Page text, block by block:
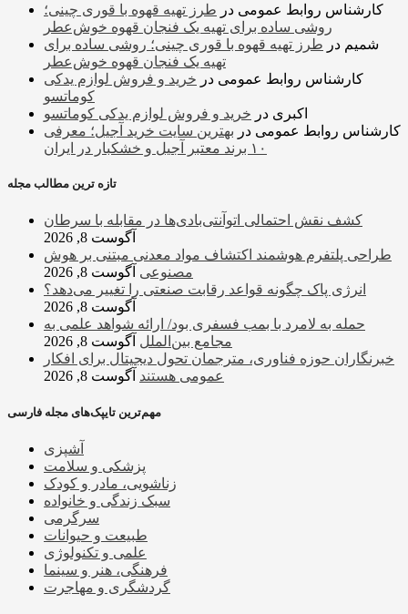
کارشناس روابط عمومی در طرز تهیه قهوه با قوری چینی؛
روشی ساده برای تهیه یک فنجان قهوه خوش‌عطر
شمیم در طرز تهیه قهوه با قوری چینی؛ روشی ساده برای
تهیه یک فنجان قهوه خوش‌عطر
کارشناس روابط عمومی در خرید و فروش لوازم یدکی
کوماتسو
اکبری در خرید و فروش لوازم یدکی کوماتسو
کارشناس روابط عمومی در بهترین سایت خرید آجیل؛ معرفی
۱۰ برند معتبر آجیل و خشکبار در ایران
تازه ترین مطالب مجله
کشف نقش احتمالی اتوآنتی‌بادی‌ها در مقابله با سرطان
آگوست 8, 2026
طراحی پلتفرم هوشمند اکتشاف مواد معدنی مبتنی بر هوش
مصنوعی آگوست 8, 2026
انرژی پاک چگونه قواعد رقابت صنعتی را تغییر می‌دهد؟
آگوست 8, 2026
حمله به لامرد با بمب فسفری بود/ ارائه شواهد علمی به
مجامع بین‌الملل آگوست 8, 2026
خبرنگاران حوزه فناوری، مترجمان تحول دیجیتال برای افکار
عمومی هستند آگوست 8, 2026
مهم‌ترین تایپک‌های مجله فارسی
آشپزی
پزشکی و سلامت
زناشویی، مادر و کودک
سبک زندگی و خانواده
سرگرمی
طبیعت و حیوانات
علمی و تکنولوژی
فرهنگی، هنر و سینما
گردشگری و مهاجرت